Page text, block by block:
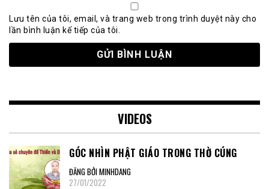
Lưu tên của tôi, email, và trang web trong trình duyệt này cho
lần bình luận kế tiếp của tôi.
VIDEOS
GÓC NHÌN PHẬT GIÁO TRONG THỜ CÚNG
ĐĂNG BỞI MINHDANG
27/01/2022